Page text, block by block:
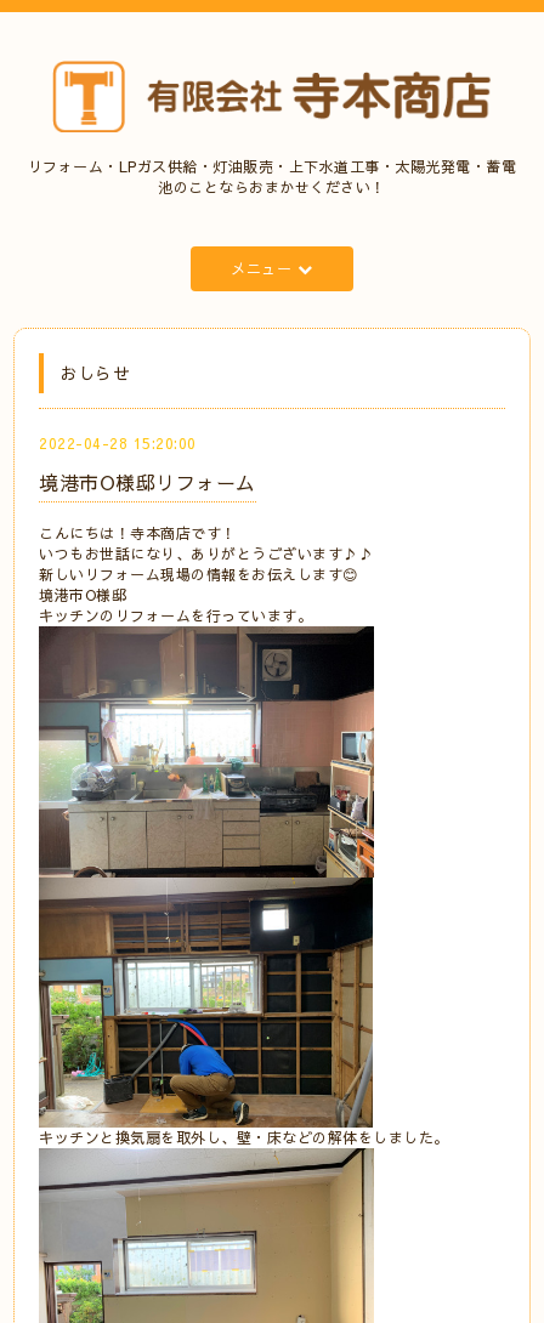
リフォーム・LPガス供給・灯油販売・上下水道工事・太陽光発電・蓄電
池のことならおまかせください！
メニュー
おしらせ
2022-04-28 15:20:00
境港市O様邸リフォーム
こんにちは！寺本商店です！
いつもお世話になり、ありがとうございます♪♪
新しいリフォーム現場の情報をお伝えします😊
境港市O様邸
キッチンのリフォームを行っています。
キッチンと換気扇を取外し、壁・床などの解体をしました。